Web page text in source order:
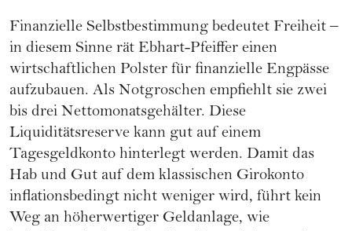
Finanzielle Selbstbestimmung bedeutet Freiheit –
in diesem Sinne rät Ebhart-Pfeiffer einen
wirtschaftlichen Polster für finanzielle Engpässe
aufzubauen. Als Notgroschen empfiehlt sie zwei
bis drei Nettomonatsgehälter. Diese
Liquiditätsreserve kann gut auf einem
Tagesgeldkonto hinterlegt werden. Damit das
Hab und Gut auf dem klassischen Girokonto
inflationsbedingt nicht weniger wird, führt kein
Weg an höherwertiger Geldanlage, wie